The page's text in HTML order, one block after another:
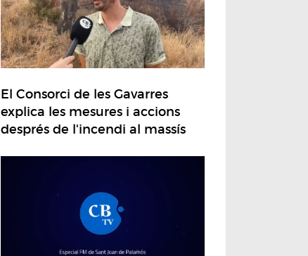
El Consorci de les Gavarres
explica les mesures i accions
després de l'incendi al massís